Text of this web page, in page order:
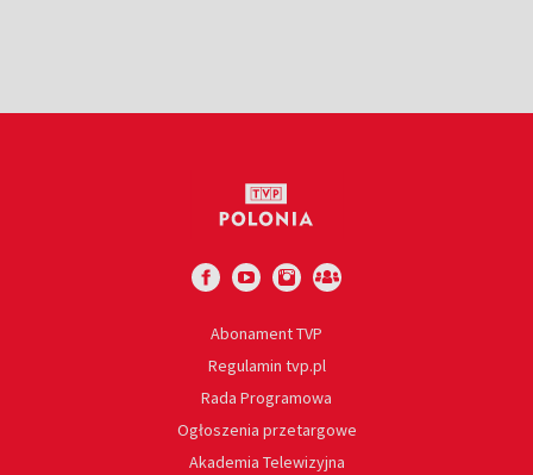
Abonament TVP
Regulamin tvp.pl
Rada Programowa
Ogłoszenia przetargowe
Akademia Telewizyjna